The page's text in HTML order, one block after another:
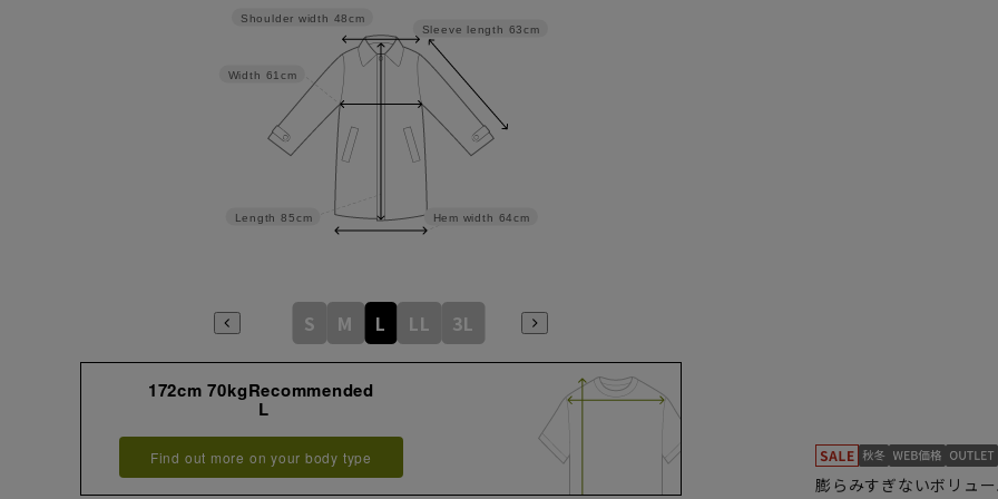
Hem width 64cm
Sleeve length 63cm
Length 85cm
Width 61cm
Shoulder width 48cm
S M L LL 3L
172cm 70kgRecommended
L
Find out more on your body type
膨らみすぎないボリュ